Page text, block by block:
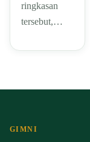
ringkasan
tersebut,…
GIMNI